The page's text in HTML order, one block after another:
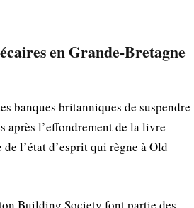
en Grande-Bretagne
banques britanniques de suspendre
après l’effondrement de la livre
l’état d’esprit qui règne à Old